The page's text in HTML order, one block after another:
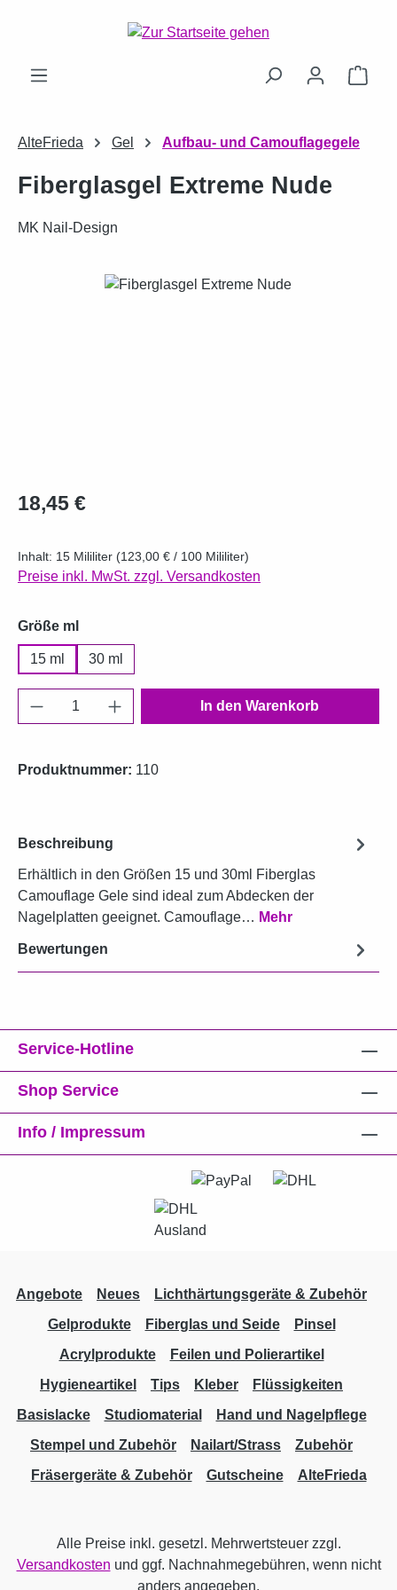
Zum Hauptinhalt springen
AlteFrieda Gel Aufbau- und Camouflagegele
Fiberglasgel Extreme Nude
MK Nail-Design
Bildergalerie überspringen
Regulärer Preis:
18,45 €
Inhalt: 15 Mililiter (123,00 € / 100 Mililiter)
Preise inkl. MwSt. zzgl. Versandkosten
Größe mlauswählen
15 ml 30 ml
Produkt Anzahl: Gib den gewünschten
In den Warenkorb
Produktnummer: 110
Beschreibung
Erhältlich in den Größen 15 und 30ml Fiberglas
Camouflage Gele sind ideal zum Abdecken der
Nagelplatten geeignet. Camouflage… Mehr
Bewertungen
Service-Hotline
Shop Service
Info / Impressum
Angebote Neues
Lichthärtungsgeräte & Zubehör
Gelprodukte
Fiberglas und Seide
Pinsel
Acrylprodukte
Feilen und Polierartikel
Hygieneartikel
Tips Kleber
Flüssigkeiten
Basislacke
Studiomaterial
Hand und Nagelpflege
Stempel und Zubehör
Nailart/Strass
Zubehör
Fräsergeräte & Zubehör
Gutscheine AlteFrieda
Alle Preise inkl. gesetzl. Mehrwertsteuer zzgl.
Versandkosten und ggf. Nachnahmegebühren, wenn nicht
anders angegeben.